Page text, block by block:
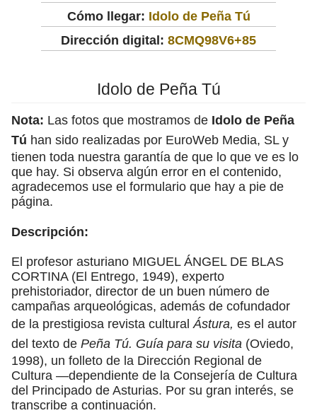
Cómo llegar: Idolo de Peña Tú
Dirección digital: 8CMQ98V6+85
Idolo de Peña Tú
Nota: Las fotos que mostramos de Idolo de Peña
Tú han sido realizadas por EuroWeb Media, SL y
tienen toda nuestra garantía de que lo que ve es lo
que hay. Si observa algún error en el contenido,
agradecemos use el formulario que hay a pie de
página.
Descripción:
El profesor asturiano MIGUEL ÁNGEL DE BLAS
CORTINA (El Entrego, 1949), experto
prehistoriador, director de un buen número de
campañas arqueológicas, además de cofundador
de la prestigiosa revista cultural Ástura, es el autor
del texto de Peña Tú. Guía para su visita (Oviedo,
1998), un folleto de la Dirección Regional de
Cultura —dependiente de la Consejería de Cultura
del Principado de Asturias. Por su gran interés, se
transcribe a continuación.